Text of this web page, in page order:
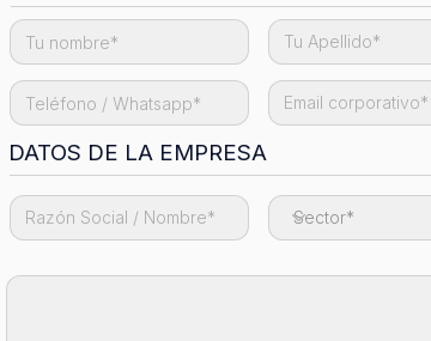
DATOS DE LA EMPRESA